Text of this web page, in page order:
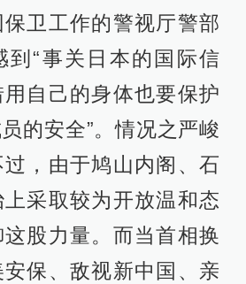
卫工作的警视厅警部
到“事关日本的国际信
自己的身体也要保护
的安全”。情况之严峻
，由于鸠山内阁、石
采取较为开放温和态
股力量。而当首相换
保、敌视新中国、亲